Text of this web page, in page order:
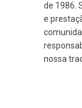
de 1986.
e
nossa